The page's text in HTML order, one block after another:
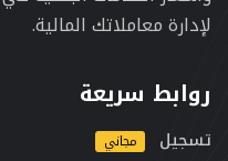
لإدارة معاملاتك المالية.
روابط سريعة
تسجيل مجاني